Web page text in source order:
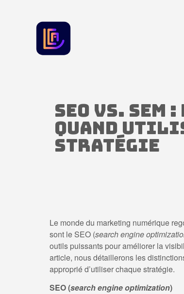
SEO vs.
quand
stratégie
Le monde du marketing numérique
sont le SEO (search engine
outils puissants pour améliorer la
article, nous détaillerons les
approprié d’utiliser chaque stratégie.
SEO(search engine optimization)